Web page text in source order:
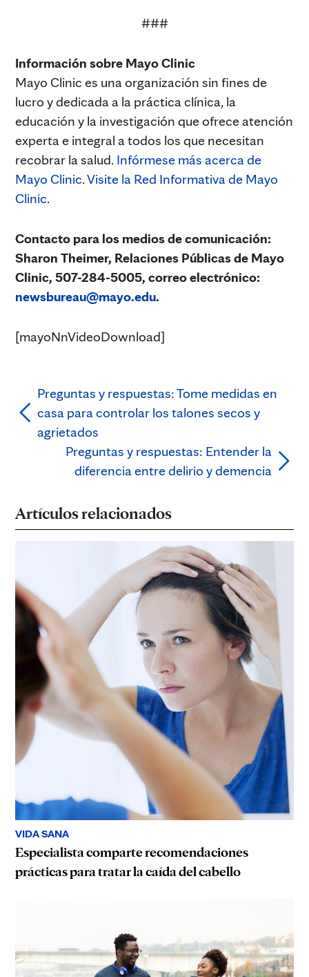
###
Información sobre Mayo Clinic
Mayo Clinic es una organización sin fines de
lucro y dedicada a la práctica clínica, la
educación y la investigación que ofrece atención
experta e integral a todos los que necesitan
recobrar la salud. Infórmese más acerca de
Mayo Clinic.Visite la Red Informativa de Mayo
Clinic.
Contacto para los medios de comunicación:
Sharon Theimer, Relaciones Públicas de Mayo
Clinic, 507-284-5005, correo electrónico:
newsbureau@mayo.edu.
[mayoNnVideoDownload]
Preguntas y respuestas: Tome medidas en
casa para controlar los talones secos y
agrietados
Preguntas y respuestas: Entender la
diferencia entre delirio y demencia
Artículos relacionados
VIDA SANA
Especialista comparte recomendaciones
prácticas para tratar la caída del cabello